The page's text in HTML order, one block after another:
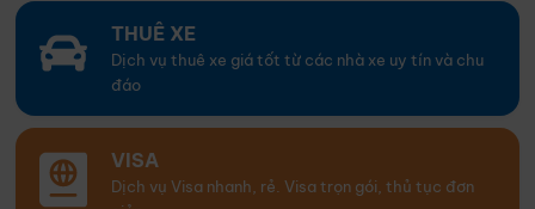
THUÊ XE
Dịch vụ thuê xe giá tốt từ các nhà xe uy tín và chu
đáo
VISA
Dịch vụ Visa nhanh, rẻ. Visa trọn gói, thủ tục đơn